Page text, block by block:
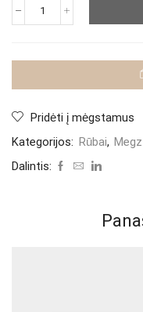
produkto
"White
Pridėti į mėgstamus
Kategorijos: Rūbai,
Dalintis: